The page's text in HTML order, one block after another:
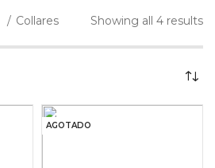
Collares Showing all 4 results
AGOTADO